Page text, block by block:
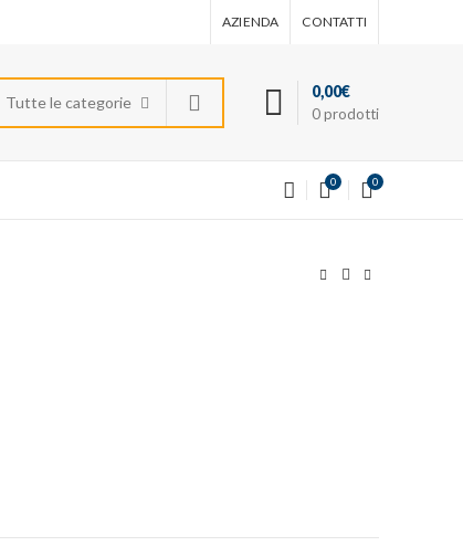
AZIENDA CONTATTI
Tutte le categorie
0prodotti
0,00€
0 0